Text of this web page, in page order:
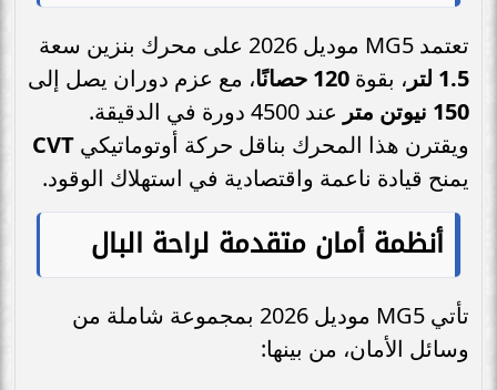
تعتمد MG5 موديل 2026 على محرك بنزين سعة
1.5 لتر
، بقوة 120 حصانًا
، مع عزم دوران يصل إلى
150 نيوتن متر
عند 4500 دورة في الدقيقة.
ويقترن هذا المحرك بناقل حركة أوتوماتيكي CVT
يمنح قيادة ناعمة واقتصادية في استهلاك الوقود.
أنظمة أمان متقدمة لراحة البال
تأتي MG5 موديل 2026 بمجموعة شاملة من
وسائل الأمان، من بينها: